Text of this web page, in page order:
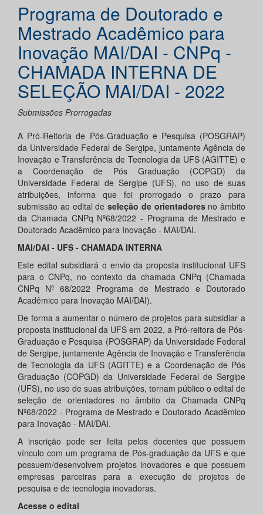
Programa de Doutorado e
Mestrado Acadêmico para
Inovação MAI/DAI - CNPq -
CHAMADA INTERNA DE
SELEÇÃO MAI/DAI - 2022
Submissões Prorrogadas
A Pró-Reitoria de Pós-Graduação e Pesquisa (POSGRAP)
da Universidade Federal de Sergipe, juntamente Agência de
Inovação e Transferência de Tecnologia da UFS (AGITTE) e
a Coordenação de Pós Graduação (COPGD) da
Universidade Federal de Sergipe (UFS), no uso de suas
atribuições, informa que foi prorrogado o prazo para
submissão ao edital de seleção de orientadores no​ âmbito
da Chamada CNPq Nº68/2022 - Programa de Mestrado e
Doutorado Acadêmico para Inovação - MAI/DAI.
MAI/DAI - UFS - CHAMADA INTERNA
Este edital subsidiará o envio da proposta institucional UFS
para o CNPq, no contexto da chamada CNPq (Chamada
CNPq Nº 68/2022 Programa de Mestrado e Doutorado
Acadêmico para Inovação MAI/DAI).
De forma a aumentar o número de projetos para subsidiar a
proposta institucional da UFS em 2022, a Pró-reitora de Pós-
Graduação e Pesquisa (POSGRAP) da Universidade Federal
de Sergipe, juntamente Agência de Inovação e Transferência
de Tecnologia da UFS (AGITTE) e a Coordenação de Pós
Graduação (COPGD) da Universidade Federal de Sergipe
(UFS), no uso de suas atribuições, tornam público o edital de
seleção de orientadores no âmbito da Chamada CNPq
Nº68/2022 - Programa de Mestrado e Doutorado Acadêmico
para Inovação - MAI/DAI.
A inscrição pode ser feita pelos docentes que possuem
vínculo com um programa de Pós-graduação da UFS e que
possuem/desenvolvem projetos inovadores e que possuem
empresas parceiras para a execução de projetos de
pesquisa e de tecnologia inovadoras.
Acesse o edital